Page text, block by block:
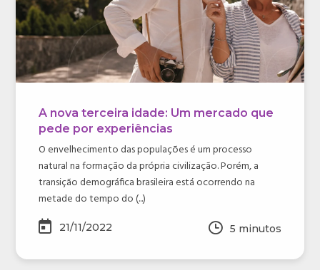
A nova terceira idade: Um mercado que
pede por experiências
O envelhecimento das populações é um processo
natural na formação da própria civilização. Porém, a
transição demográfica brasileira está ocorrendo na
metade do tempo do (...)
21/11/2022 5 minutos